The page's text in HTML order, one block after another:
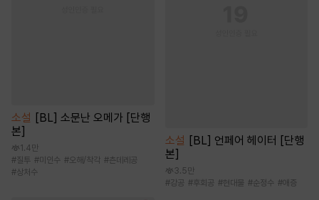
소설 [BL] 소문난 오메가 [단행
본]
1.4만
#질투 #미인수 #오해/착각 #츤데레공
#상처수
소설
[BL] 언페어 헤이터 [단행
본]
3.5만
#강공 #후회공 #현대물 #순정수 #애증